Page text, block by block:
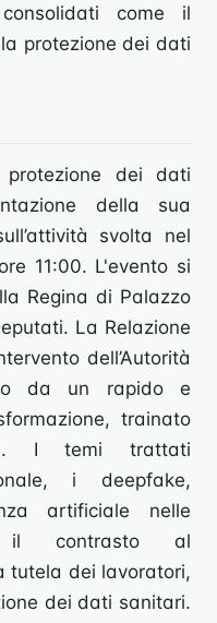
come il
protezione dei dati
dei dati
della sua
svolta nel
11:00. L'evento si
Regina di Palazzo
La Relazione
dell’Autorità
da un rapido e
trainato
I temi trattati
i deepfake,
artificiale nelle
il contrasto al
tutela dei lavoratori,
dei dati sanitari.